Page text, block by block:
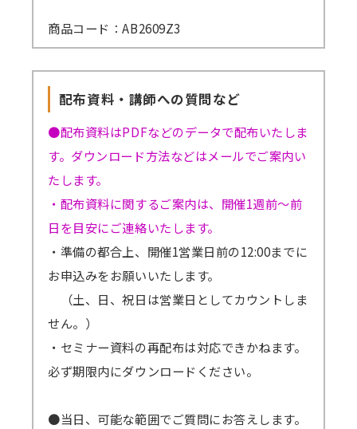
商品コード：AB2609Z3
配布資料・講師への質問など
●配布資料はPDFなどのデータで配布いたしま
す。ダウンロード方法などはメールでご案内い
たします。
・配布資料に関するご案内は、開催1週前～前
日を目安にご連絡いたします。
・準備の都合上、開催1営業日前の12:00までに
お申込みをお願いいたします。
（土、日、祝日は営業日としてカウントしま
せん。）
・セミナー資料の再配布は対応できかねます。
必ず期限内にダウンロードください。
●当日、可能な範囲でご質問にお答えします。